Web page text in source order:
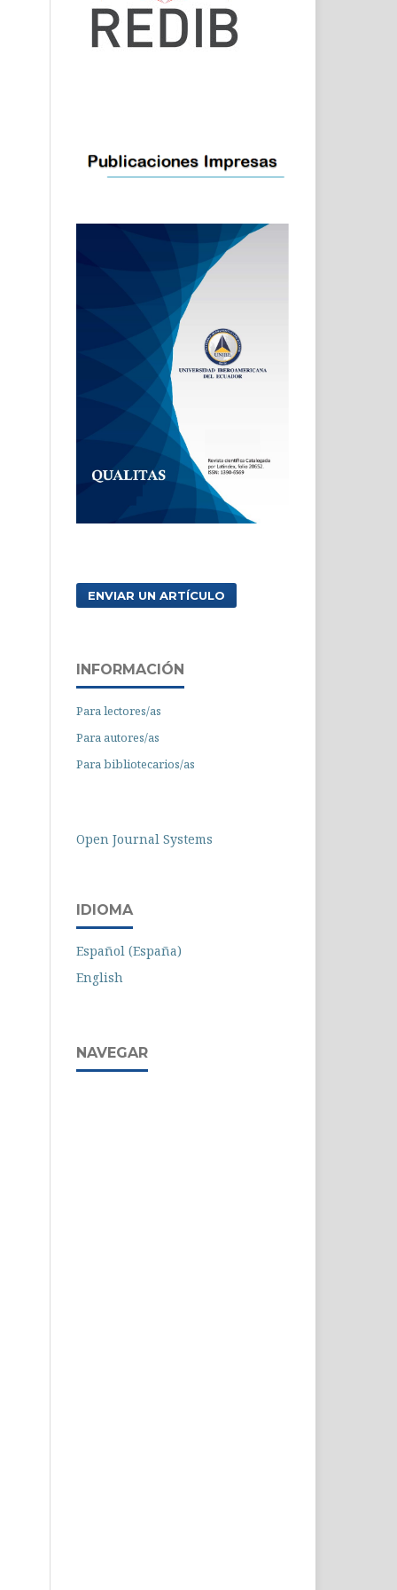
ENVIAR UN ARTÍCULO
INFORMACIÓN
Para lectores/as
Para autores/as
Para bibliotecarios/as
Open Journal Systems
IDIOMA
Español (España)
English
NAVEGAR